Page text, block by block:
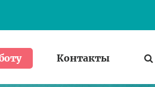
Контакты